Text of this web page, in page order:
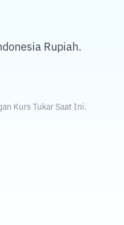
Rupiah.
Kurs Tukar Saat Ini.